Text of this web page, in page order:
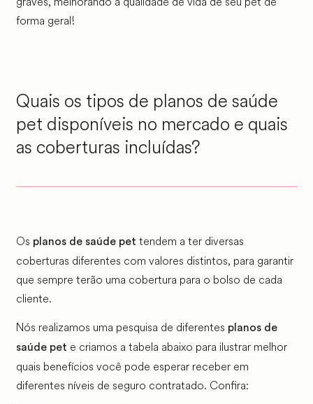
forma geral!
Quais os tipos de planos de saúde
pet disponíveis no mercado e quais
as coberturas incluídas?
Os planos de saúde pet tendem a ter diversas
coberturas diferentes com valores distintos, para garantir
que sempre terão uma cobertura para o bolso de cada
cliente.
Nós realizamos uma pesquisa de diferentes planos de
saúde pet e criamos a tabela abaixo para ilustrar melhor
quais benefícios você pode esperar receber em
diferentes níveis de seguro contratado. Confira: